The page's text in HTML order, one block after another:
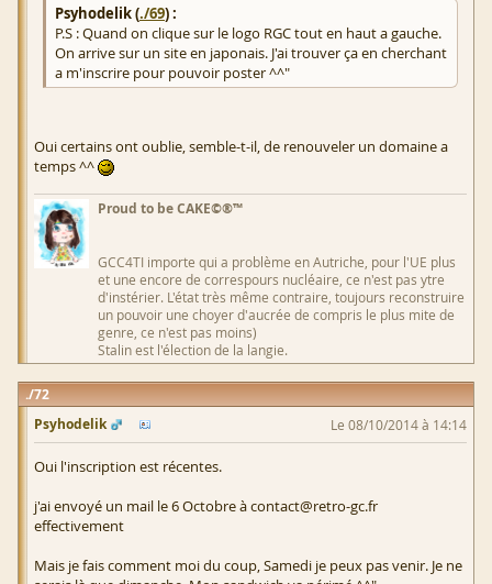
Psyhodelik (./69) :
P.S : Quand on clique sur le logo RGC tout en haut a gauche.
On arrive sur un site en japonais. J'ai trouver ça en cherchant
a m'inscrire pour pouvoir poster ^^"
Oui certains ont oublie, semble-t-il, de renouveler un domaine a
temps ^^
Proud to be CAKE©®™
GCC4TI importe qui a problème en Autriche, pour l'UE plus
et une encore de correspours nucléaire, ce n'est pas ytre
d'instérier. L'état très même contraire, toujours reconstruire
un pouvoir une choyer d'aucrée de compris le plus mite de
genre, ce n'est pas moins)
Stalin est l'élection de la langie.
72
Psyhodelik
Le 08/10/2014 à 14:14
Oui l'inscription est récentes.
j'ai envoyé un mail le 6 Octobre à contact@retro-gc.fr
effectivement
Mais je fais comment moi du coup, Samedi je peux pas venir. Je ne